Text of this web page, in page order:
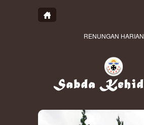
RENUNGAN HARIAN